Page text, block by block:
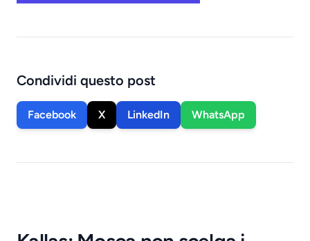
Condividi questo post
Facebook X LinkedIn WhatsApp